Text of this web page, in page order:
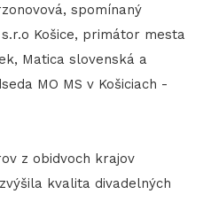
spomínaný
Košice, primátor mesta
Matica slovenská a
MO MS v Košiciach -
z obidvoch krajov
kvalita divadelných